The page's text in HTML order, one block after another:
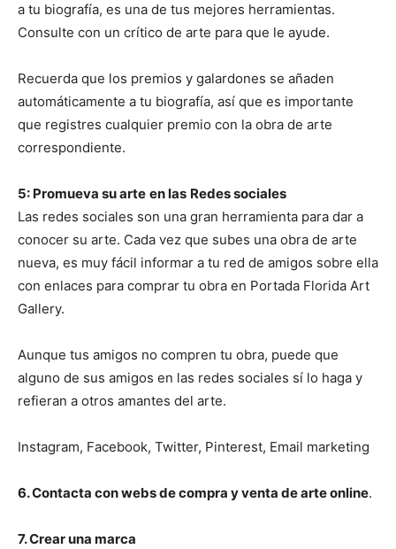
a tu biografía, es una de tus mejores herramientas.
Consulte con un crítico de arte para que le ayude.
Recuerda que los premios y galardones se añaden
automáticamente a tu biografía, así que es importante
que registres cualquier premio con la obra de arte
correspondiente.
5: Promueva su arte en las Redes sociales
Las redes sociales son una gran herramienta para dar a
conocer su arte. Cada vez que subes una obra de arte
nueva, es muy fácil informar a tu red de amigos sobre ella
con enlaces para comprar tu obra en Portada Florida Art
Gallery.
Aunque tus amigos no compren tu obra, puede que
alguno de sus amigos en las redes sociales sí lo haga y
refieran a otros amantes del arte.
Instagram, Facebook, Twitter, Pinterest, Email marketing
6. Contacta con webs de compra y venta de arte online.
7. Crear una marca